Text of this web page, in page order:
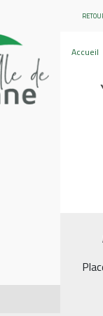
Accueil